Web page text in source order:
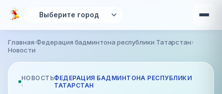
Перейти к основному содержанию
Вы здесь
Главная›Федерация бадминтона республики Татарстан›
Новости
НОВОСТЬ
·
ФЕДЕРАЦИЯ БАДМИНТОНА РЕСПУБЛИКИ
ТАТАРСТАН